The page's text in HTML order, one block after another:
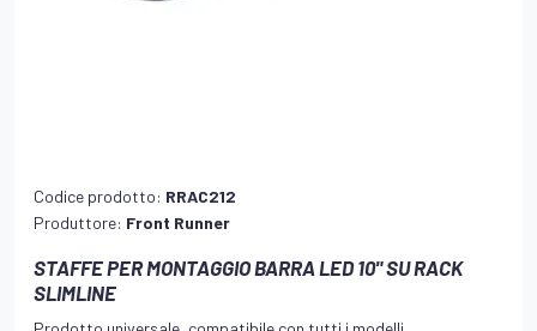
Codice prodotto: RRAC212
Produttore: Front Runner
STAFFE PER MONTAGGIO BARRA LED 10" SU RACK
SLIMLINE